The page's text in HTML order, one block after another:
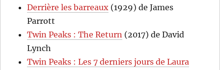
Derrière les barreaux (1929) de James
Parrott
Twin Peaks : The Return (2017) de David
Lynch
Twin Peaks : Les 7 derniers jours de Laura